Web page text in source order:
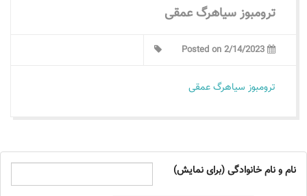
ترومبوز سیاهرگ عمقی
ترومبوز سیاهرگ عمقی
نام و نام خانوادگی (برای نمایش)